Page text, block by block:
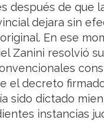
después de que
dejara sin
En ese
Zanini resolvió
el decreto
sido dictado
instancias